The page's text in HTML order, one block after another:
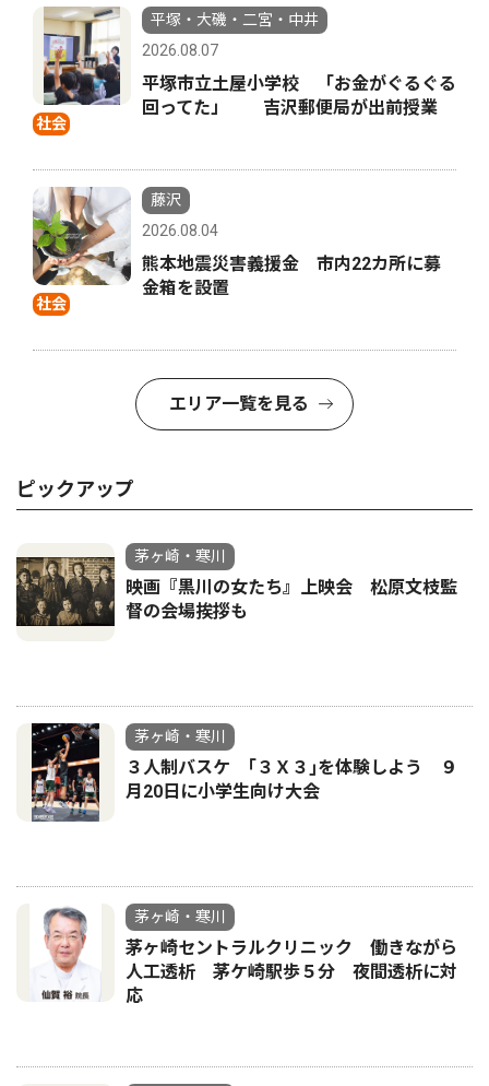
社会
平塚・大磯・二宮・中井
2026.08.07
平塚市立土屋小学校 「お金がぐるぐる
回ってた」 吉沢郵便局が出前授業
社会
藤沢
2026.08.04
熊本地震災害義援金 市内22カ所に募
金箱を設置
エリア一覧を見る
ピックアップ
茅ヶ崎・寒川
映画『黒川の女たち』上映会 松原文枝監
督の会場挨拶も
茅ヶ崎・寒川
３人制バスケ ｢３Ｘ３｣を体験しよう ９
月20日に小学生向け大会
茅ヶ崎・寒川
茅ヶ崎セントラルクリニック 働きながら
人工透析 茅ケ崎駅歩５分 夜間透析に対
応